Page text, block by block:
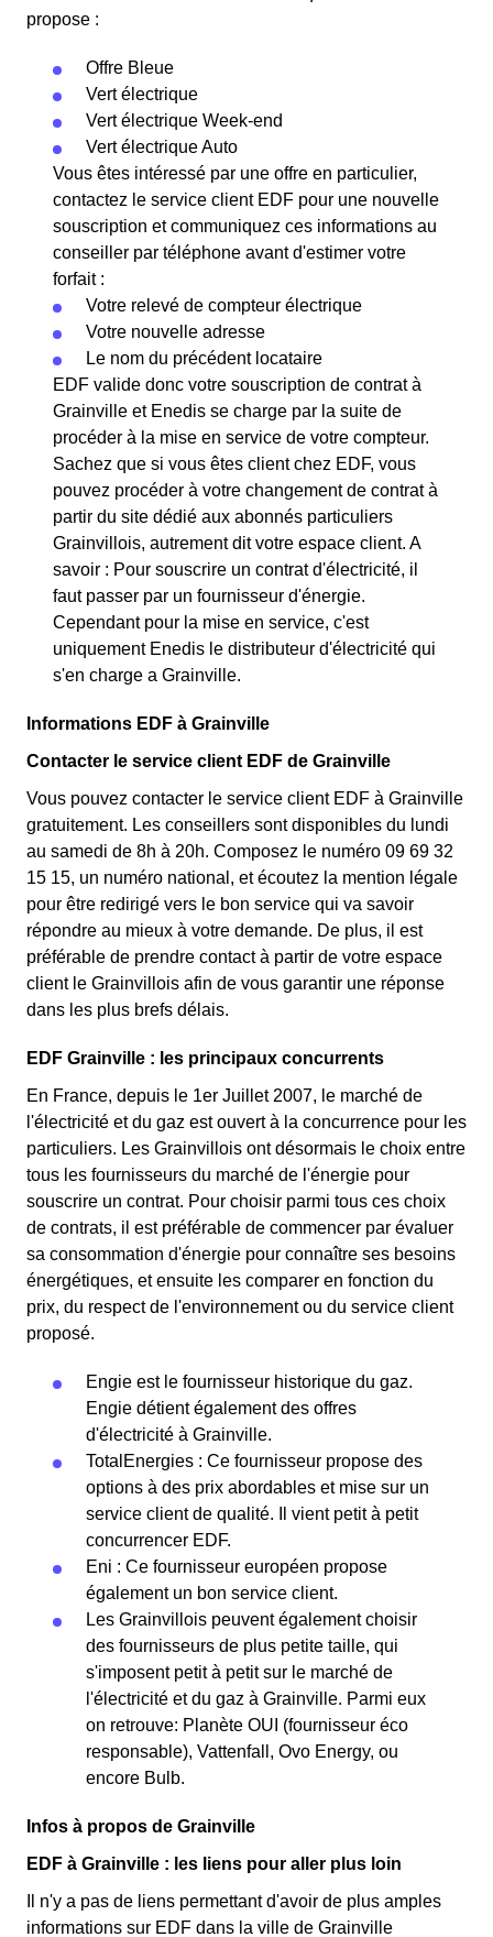
propose :
Offre Bleue
Vert électrique
Vert électrique Week-end
Vert électrique Auto
Vous êtes intéressé par une offre en particulier,
contactez le service client EDF pour une nouvelle
souscription et communiquez ces informations au
conseiller par téléphone avant d'estimer votre
forfait :
Votre relevé de compteur électrique
Votre nouvelle adresse
Le nom du précédent locataire
EDF valide donc votre souscription de contrat à
Grainville et Enedis se charge par la suite de
procéder à la mise en service de votre compteur.
Sachez que si vous êtes client chez EDF, vous
pouvez procéder à votre changement de contrat à
partir du site dédié aux abonnés particuliers
Grainvillois, autrement dit votre espace client. A
savoir : Pour souscrire un contrat d'électricité, il
faut passer par un fournisseur d'énergie.
Cependant pour la mise en service, c'est
uniquement Enedis le distributeur d'électricité qui
s'en charge a Grainville.
Informations EDF à Grainville
Contacter le service client EDF de Grainville
Vous pouvez contacter le service client EDF à Grainville
gratuitement. Les conseillers sont disponibles du lundi
au samedi de 8h à 20h. Composez le numéro 09 69 32
15 15, un numéro national, et écoutez la mention légale
pour être redirigé vers le bon service qui va savoir
répondre au mieux à votre demande. De plus, il est
préférable de prendre contact à partir de votre espace
client le Grainvillois afin de vous garantir une réponse
dans les plus brefs délais.
EDF Grainville : les principaux concurrents
En France, depuis le 1er Juillet 2007, le marché de
l'électricité et du gaz est ouvert à la concurrence pour les
particuliers. Les Grainvillois ont désormais le choix entre
tous les fournisseurs du marché de l'énergie pour
souscrire un contrat. Pour choisir parmi tous ces choix
de contrats, il est préférable de commencer par évaluer
sa consommation d'énergie pour connaître ses besoins
énergétiques, et ensuite les comparer en fonction du
prix, du respect de l'environnement ou du service client
proposé.
Engie est le fournisseur historique du gaz.
Engie détient également des offres
d'électricité à Grainville.
TotalEnergies : Ce fournisseur propose des
options à des prix abordables et mise sur un
service client de qualité. Il vient petit à petit
concurrencer EDF.
Eni : Ce fournisseur européen propose
également un bon service client.
Les Grainvillois peuvent également choisir
des fournisseurs de plus petite taille, qui
s'imposent petit à petit sur le marché de
l'électricité et du gaz à Grainville. Parmi eux
on retrouve: Planète OUI (fournisseur éco
responsable), Vattenfall, Ovo Energy, ou
encore Bulb.
Infos à propos de Grainville
EDF à Grainville : les liens pour aller plus loin
Il n'y a pas de liens permettant d'avoir de plus amples
informations sur EDF dans la ville de Grainville